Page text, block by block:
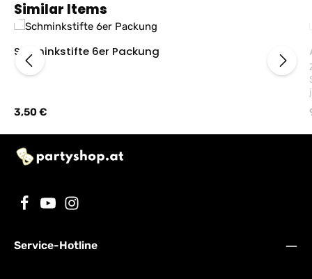
Produktgalerie überspringen
Similar Items
Schminkstifte 6er Packung
Regulärer Preis:
3,50 €
Service-Hotline